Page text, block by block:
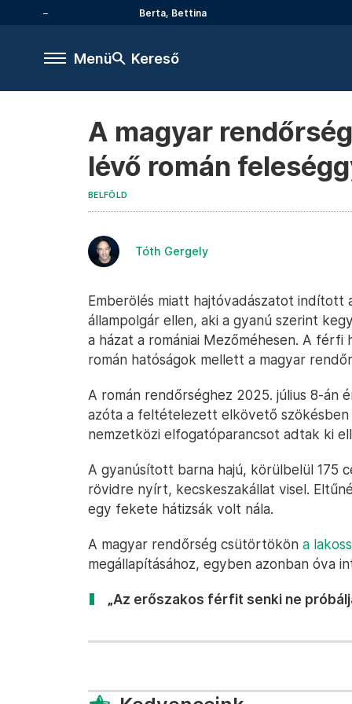
Berta, Bettina
Menü Kereső
A magyar
lévő román
BELFÖLD
Tóth Gergely
Emberölés miatt hajtóvadászatot indított
állampolgár ellen, aki a gyanú szerint
a házat a romániai Mezőméhesen. A
román hatóságok mellett a magyar
A román rendőrséghez 2025. július 8-án
azóta a feltételezett elkövető
nemzetközi elfogatóparancsot adtak ki
A gyanúsított barna hajú, körülbelül 175
rövidre nyírt, kecskeszakállat visel.
egy fekete hátizsák volt nála.
A magyar rendőrség csütörtökön a
megállapításához, egyben azonban óva
„Az erőszakos férfit senki ne